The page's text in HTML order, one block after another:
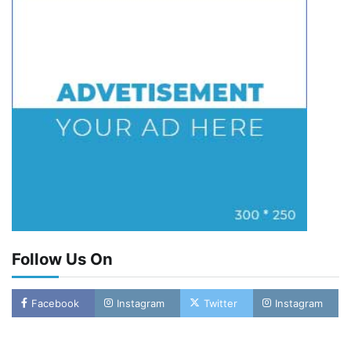
Follow Us On
Facebook Instagram Twitter Instagram